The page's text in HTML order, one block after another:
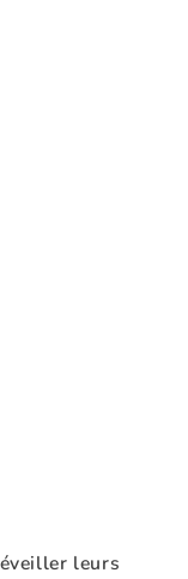
leurs